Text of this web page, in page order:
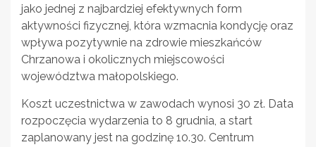
jako jednej z najbardziej efektywnych form
aktywności fizycznej, która wzmacnia kondycję oraz
wpływa pozytywnie na zdrowie mieszkańców
Chrzanowa i okolicznych miejscowości
województwa małopolskiego.
Koszt uczestnictwa w zawodach wynosi 30 zł. Data
rozpoczęcia wydarzenia to 8 grudnia, a start
zaplanowany jest na godzinę 10.30. Centrum